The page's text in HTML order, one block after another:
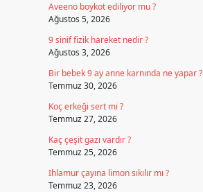
Aveeno boykot ediliyor mu ?
Ağustos 5, 2026
9 sinif fizik hareket nedir ?
Ağustos 3, 2026
Bir bebek 9 ay anne karnında ne yapar ?
Temmuz 30, 2026
Koç erkeği sert mi ?
Temmuz 27, 2026
Kaç çeşit gazı vardır ?
Temmuz 25, 2026
Ihlamur çayına limon sıkılır mı ?
Temmuz 23, 2026